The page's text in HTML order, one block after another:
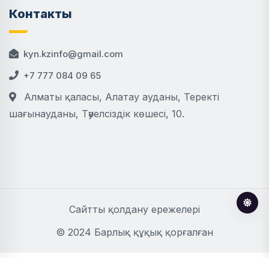
Контакты
kyn.kzinfo@gmail.com
+7 777 084 09 65
Алматы қаласы, Алатау ауданы, Теректі
шағынауданы, Тәуелсіздік көшесі, 10.
Сайтты қолдану ережелері
© 2024 Барлық құқық қорғалған